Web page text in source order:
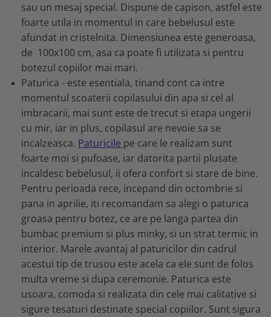
sau un mesaj special. Dispune de capison, astfel este
foarte utila in momentul in care bebelusul este
afundat in cristelnita. Dimensiunea este generoasa,
de 100x100 cm, asa ca poate fi utilizata si pentru
botezul copiilor mai mari.
Paturica - este esentiala, tinand cont ca intre
momentul scoaterii copilasului din apa si cel al
imbracarii, mai sunt este de trecut si etapa ungerii
cu mir, iar in plus, copilasul are nevoie sa se
incalzeasca. Paturicile pe care le realizam sunt
foarte moi si pufoase, iar datorita partii plusate
incaldesc bebelusul, ii ofera confort si stare de bine.
Pentru perioada rece, incepand din octombrie si
pana in aprilie, iti recomandam sa alegi o paturica
groasa pentru botez, ce are pe langa partea din
bumbac premium si plus minky, si un strat termic in
interior. Marele avantaj al paturicilor din cadrul
acestui tip de trusou este acela ca ele sunt de folos
multa vreme si dupa ceremonie. Paturica este
usoara, comoda si realizata din cele mai calitative si
sigure tesaturi destinate special copiilor. Sunt sigura